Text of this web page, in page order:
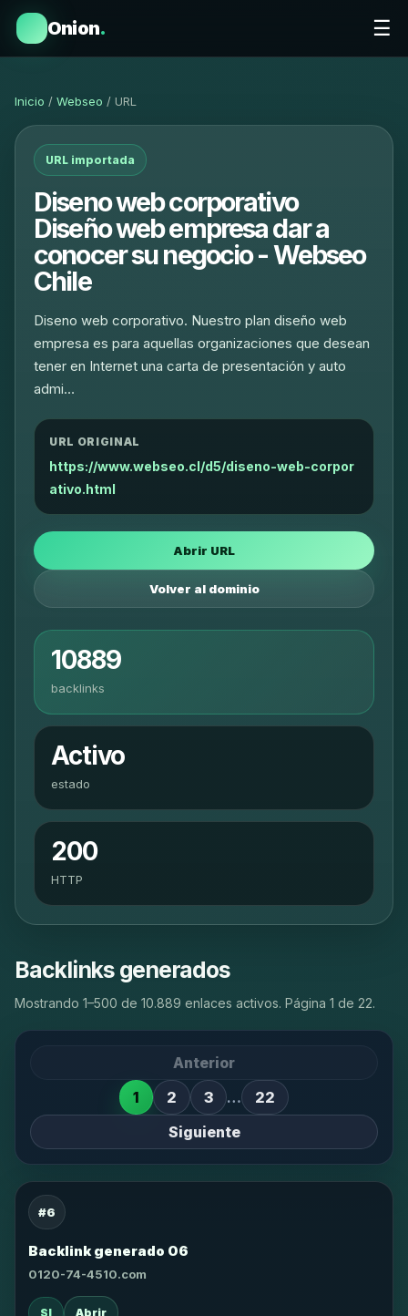
Onion. ☰
Inicio / Webseo / URL
URL importada
Diseno web corporativo
Diseño web empresa dar a
conocer su negocio - Webseo
Chile
Diseno web corporativo. Nuestro plan diseño web
empresa es para aquellas organizaciones que desean
tener en Internet una carta de presentación y auto
admi…
URL ORIGINAL
https://www.webseo.cl/d5/diseno-web-corpor
ativo.html
Abrir URL
Volver al dominio
10889
backlinks
Activo
estado
200
HTTP
Backlinks generados
Mostrando 1–500 de 10.889 enlaces activos. Página 1 de 22.
Anterior
1
2 3 …
22
Siguiente
#6
Backlink generado 06
0120-74-4510.com
SI Abrir